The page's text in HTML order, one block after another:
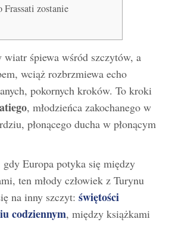
zostanie
śpiewa wśród szczytów, a
wciąż rozbrzmiewa echo
pokornych kroków. To kroki
, młodzieńca zakochanego w
płonącego ducha w płonącym
Europa potyka się między
ten młody człowiek z Turynu
na inny szczyt: świętości
codziennym, między książkami